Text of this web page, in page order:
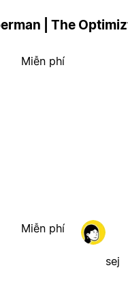
| The
Miễn phí
Miễn phí
sej